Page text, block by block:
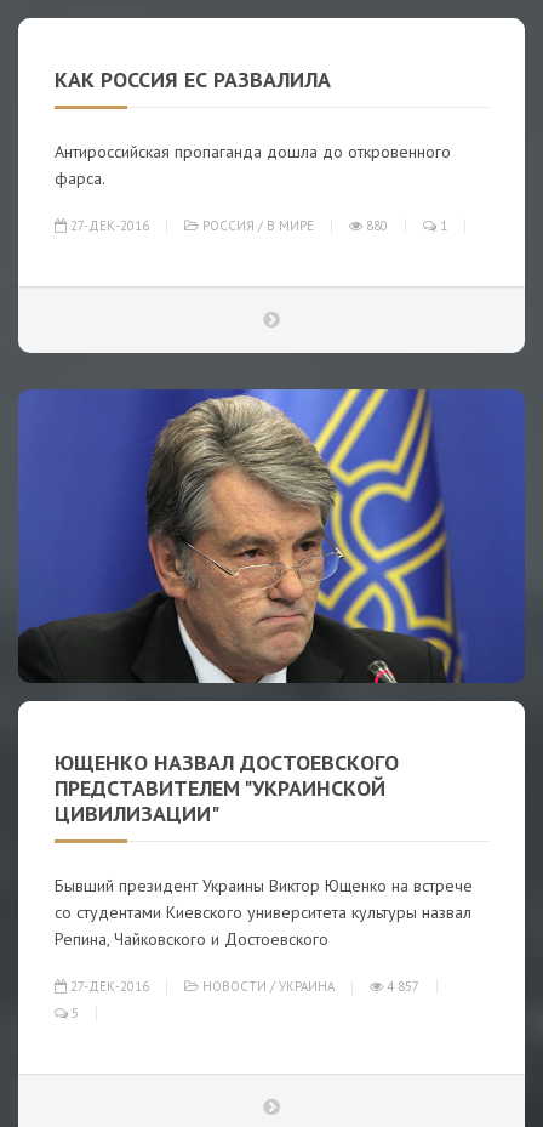
КАК РОССИЯ ЕС РАЗВАЛИЛА
Антироссийская пропаганда дошла до откровенного
фарса.
27-ДЕК-2016 РОССИЯ / В МИРЕ 880 1
ЮЩЕНКО НАЗВАЛ ДОСТОЕВСКОГО
ПРЕДСТАВИТЕЛЕМ "УКРАИНСКОЙ
ЦИВИЛИЗАЦИИ"
Бывший президент Украины Виктор Ющенко на встрече
со студентами Киевского университета культуры назвал
Репина, Чайковского и Достоевского
27-ДЕК-2016 НОВОСТИ / УКРАИНА
4 857
5